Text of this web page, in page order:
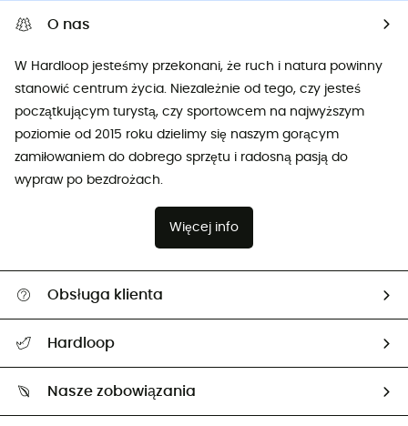
O nas
W Hardloop jesteśmy przekonani, że ruch i natura powinny
stanowić centrum życia. Niezależnie od tego, czy jesteś
początkującym turystą, czy sportowcem na najwyższym
poziomie od 2015 roku dzielimy się naszym gorącym
zamiłowaniem do dobrego sprzętu i radosną pasją do
wypraw po bezdrożach.
Więcej info
Obsługa klienta
Zwrot artykułów i zwrot środków
Hardloop
Nasze zobowiązania